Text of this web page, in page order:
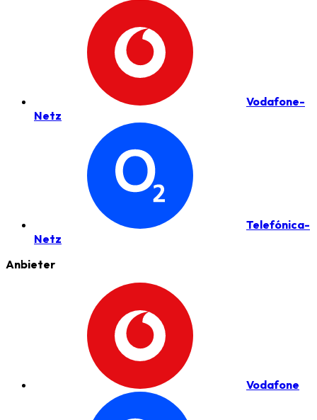
Vodafone-
Netz
Telefónica-
Netz
Anbieter
Vodafone